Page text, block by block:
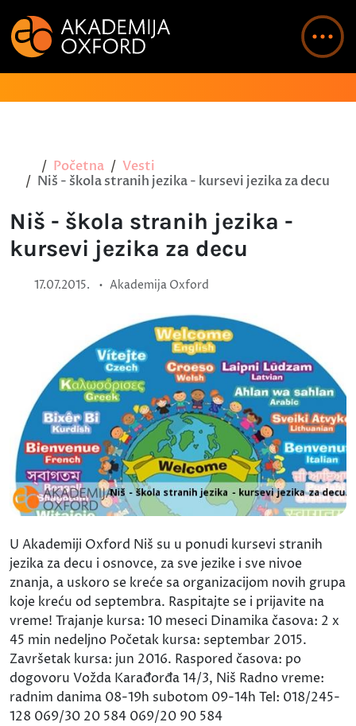
Početna
Vesti
Niš - škola stranih jezika - kursevi jezika za decu
Niš - škola stranih jezika -
kursevi jezika za decu
17.07.2015. • Akademija Oxford
U Akademiji Oxford Niš su u ponudi kursevi stranih
jezika za decu i osnovce, za sve jezike i sve nivoe
znanja, a uskoro se kreće sa organizacijom novih grupa
koje kreću od septembra. Raspitajte se i prijavite na
vreme! Trajanje kursa: 10 meseci Dinamika časova: 2 x
45 min nedeljno Početak kursa: septembar 2015.
Završetak kursa: jun 2016. Raspored časova: po
dogovoru Vožda Karađorđa 14/3, Niš Radno vreme:
radnim danima 08-19h subotom 09-14h Tel: 018/245-
128 069/30 20 584 069/20 90 584